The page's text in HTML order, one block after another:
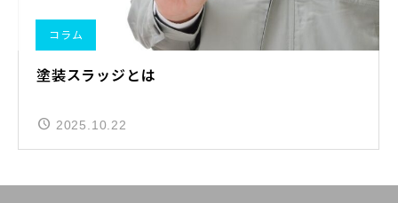
コラム
塗装スラッジとは
2025.10.22